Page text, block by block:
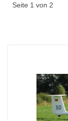
Seite 1 von 2